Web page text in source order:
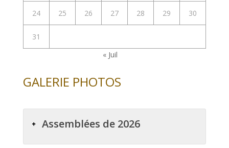
24 25 26 27 28 29 30
31
« Juil
GALERIE PHOTOS
Assemblées de 2026